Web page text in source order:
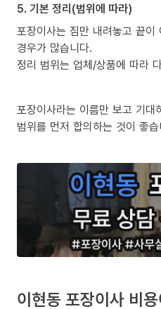
5. 기본 정리(범위에 따라)
포장이사는 짐만 내려놓고 끝
경우가 많습니다.
정리 범위는 업체/상품에 따라
포장이사라는 이름만 보고 기
범위를 먼저 합의하는 것이 좋습
이현동 포장이사 비